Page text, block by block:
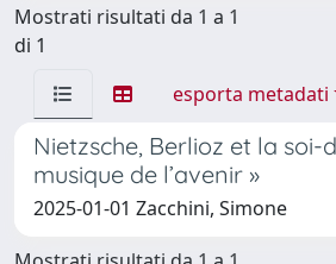
Mostrati risultati da 1 a 1
di 1
esporta metadati
Nietzsche, Berlioz et la soi-
musique de l’avenir »
2025-01-01 Zacchini, Simone